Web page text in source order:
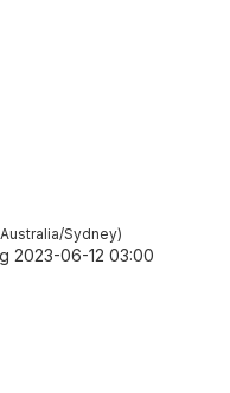
Australia/Sydney
2023-06-12 03:00